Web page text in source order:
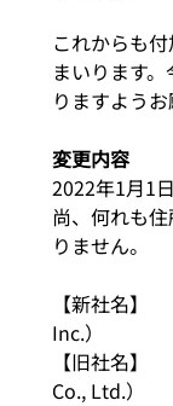
これからも
まいります
りますようお
変更内容
2022年1月1
尚、何れも
りません。
【新社名】	株式会社POH（英語表記：POH,
Inc.）
【旧社名】 	株式会社JPA（英語表記：JPA
Co., Ltd.）